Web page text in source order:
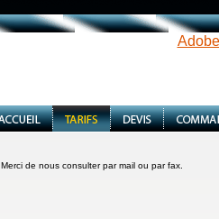
Merci de nous consulter par mail ou par fax.